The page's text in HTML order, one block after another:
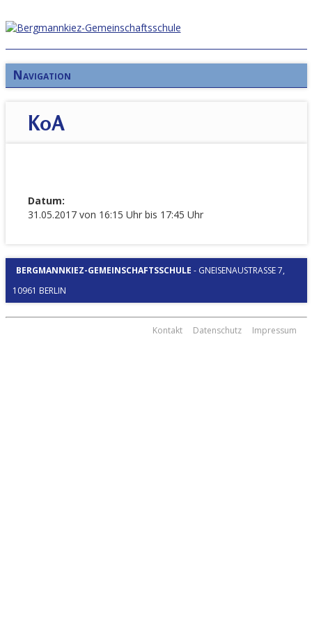
Navigation
KoA
Datum:
31.05.2017 von 16:15 Uhr bis 17:45 Uhr
BERGMANNKIEZ-GEMEINSCHAFTSSCHULE - GNEISENAUSTRASSE 7, 1
0961 BERLIN
Kontakt Datenschutz Impressum